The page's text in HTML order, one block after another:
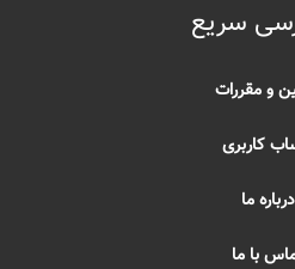
سریع
و مقررات
کاربری
درباره ما
با ما